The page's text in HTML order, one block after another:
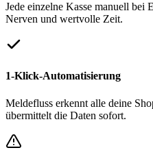
Jede einzelne Kasse manuell bei
Nerven und wertvolle Zeit.
1-Klick-Automatisierung
Meldefluss erkennt alle deine
übermittelt die Daten sofort.